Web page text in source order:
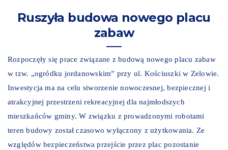
Ruszyła budowa nowego placu
zabaw
Rozpoczęły się prace związane z budową nowego placu zabaw
w tzw. „ogródku jordanowskim” przy ul. Kościuszki w Zelowie.
Inwestycja ma na celu stworzenie nowoczesnej, bezpiecznej i
atrakcyjnej przestrzeni rekreacyjnej dla najmłodszych
mieszkańców gminy. W związku z prowadzonymi robotami
teren budowy został czasowo wyłączony z użytkowania. Ze
względów bezpieczeństwa przejście przez plac pozostanie